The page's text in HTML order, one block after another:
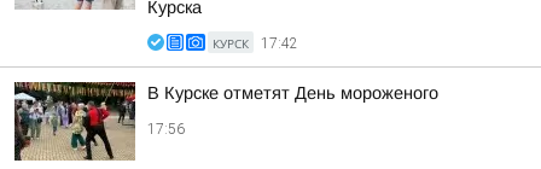
Курска
КУРСК 17:42
В Курске отметят День мороженого
17:56